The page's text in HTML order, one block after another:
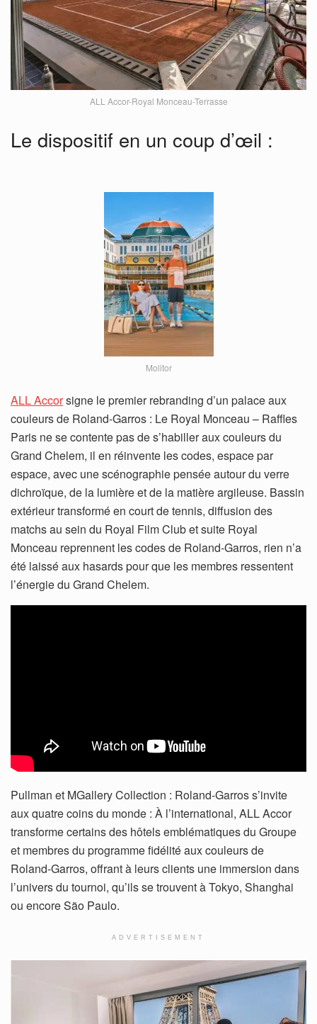
ALL Accor-Royal Monceau-Terrasse
Le dispositif en un coup d’œil :
Molitor
ALL Accorsigne le premier rebranding d’un palace aux
couleurs de Roland-Garros : Le Royal Monceau – Raffles
Paris ne se contente pas de s’habiller aux couleurs du
Grand Chelem, il en réinvente les codes, espace par
espace, avec une scénographie pensée autour du verre
dichroïque, de la lumière et de la matière argileuse. Bassin
extérieur transformé en court de tennis, diffusion des
matchs au sein du Royal Film Club et suite Royal
Monceau reprennent les codes de Roland-Garros, rien n’a
été laissé aux hasards pour que les membres ressentent
l’énergie du Grand Chelem.
Pullman et MGallery Collection : Roland-Garros s’invite
aux quatre coins du monde : À l’international, ALL Accor
transforme certains des hôtels emblématiques du Groupe
et membres du programme fidélité aux couleurs de
Roland-Garros, offrant à leurs clients une immersion dans
l’univers du tournoi, qu’ils se trouvent à Tokyo, Shanghai
ou encore São Paulo.
ADVERTISEMENT